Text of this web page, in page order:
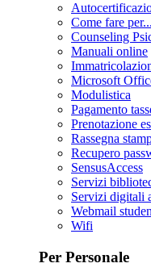
Come fare per...
Counseling
Manuali online
Microsoft
Modulistica
Pagamento
Prenotazione
Rassegna
Recupero
SensusAccess
Servizi
Servizi digitali
Webmail
Wifi
Per Personale